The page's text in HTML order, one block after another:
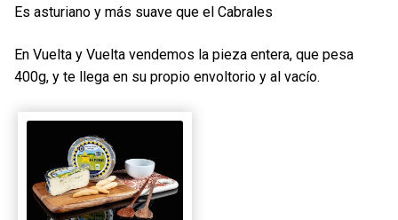
Contacto
Mi cuenta
0 productos
Es asturiano y más suave que el Cabrales
En Vuelta y Vuelta vendemos la pieza entera, que pesa
400g, y te llega en su propio envoltorio y al vacío.